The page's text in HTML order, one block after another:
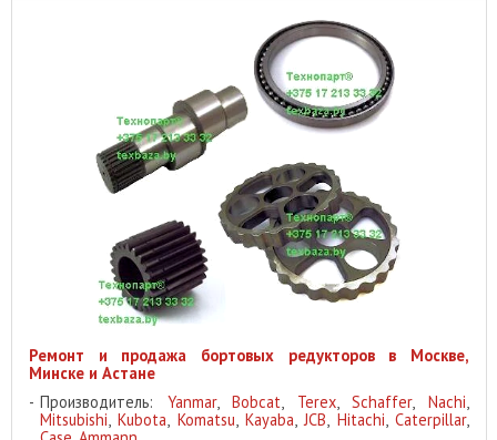
Ремонт и продажа бортовых редукторов в Москве,
Минске и Астане
Производитель: Yanmar,Bobcat, Terex,Schaffer,Nachi,
Mitsubishi,Kubota, Komatsu,Kayaba,JCB, Hitachi,Caterpillar,